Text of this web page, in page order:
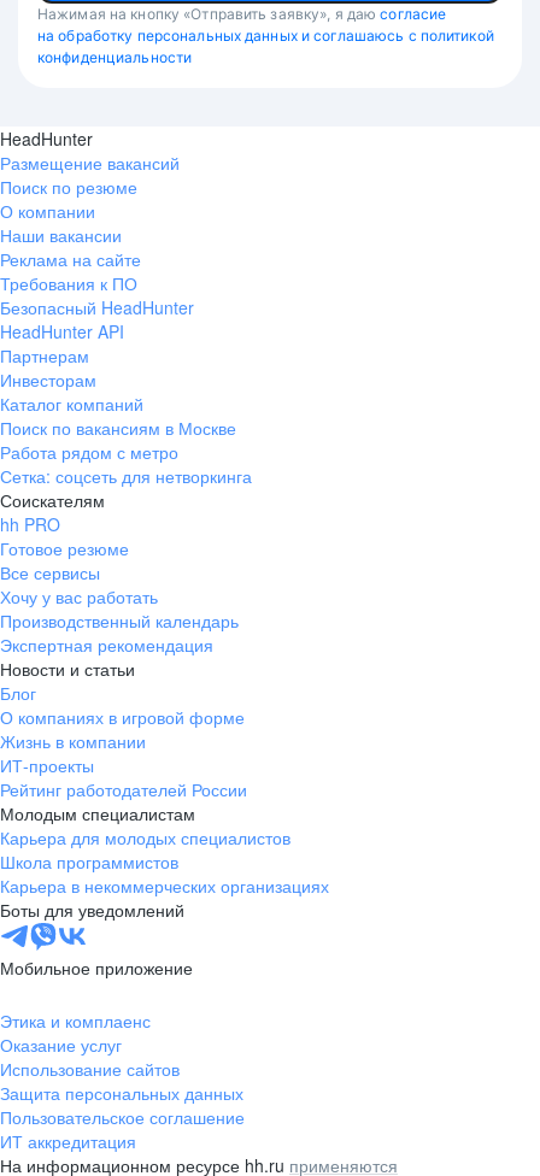
Нажимая на кнопку «Отправить заявку», я даю согласие
на обработку персональных данных и соглашаюсь с политикой
конфиденциальности
HeadHunter
Размещение вакансий
Поиск по резюме
О компании
Наши вакансии
Реклама на сайте
Требования к ПО
Безопасный HeadHunter
HeadHunter API
Партнерам
Инвесторам
Каталог компаний
Поиск по вакансиям в Москве
Работа рядом с метро
Сетка: соцсеть для нетворкинга
Соискателям
hh PRO
Готовое резюме
Все сервисы
Хочу у вас работать
Производственный календарь
Экспертная рекомендация
Новости и статьи
Блог
О компаниях в игровой форме
Жизнь в компании
ИТ-проекты
Рейтинг работодателей России
Молодым специалистам
Карьера для молодых специалистов
Школа программистов
Карьера в некоммерческих организациях
Боты для уведомлений
Мобильное приложение
Этика и комплаенс
Оказание услуг
Использование сайтов
Защита персональных данных
Пользовательское соглашение
ИТ аккредитация
На информационном ресурсе hh.ru применяются